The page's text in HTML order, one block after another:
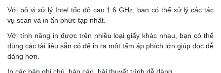
Với bộ vi xử lý Intel tốc độ cao 1.6 GHz, bạn có thể xử lý các tác
vụ scan và in ấn phức tạp nhất.
Với tính năng in được trên nhiều loại giấy khác nhau, bạn có thể
dùng các tài liệu sẵn có để in ra một tấm áp phích lớn giúp đọc dễ
dàng hơn.